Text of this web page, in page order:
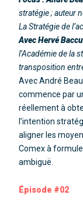
stratégie ; auteur
La Stratégie de
Avec Hervé
l’Académie de la
transposition
Avec André
commence par
réellement à
l’intention
aligner les
Comex à
ambiguë.
Épisode #02